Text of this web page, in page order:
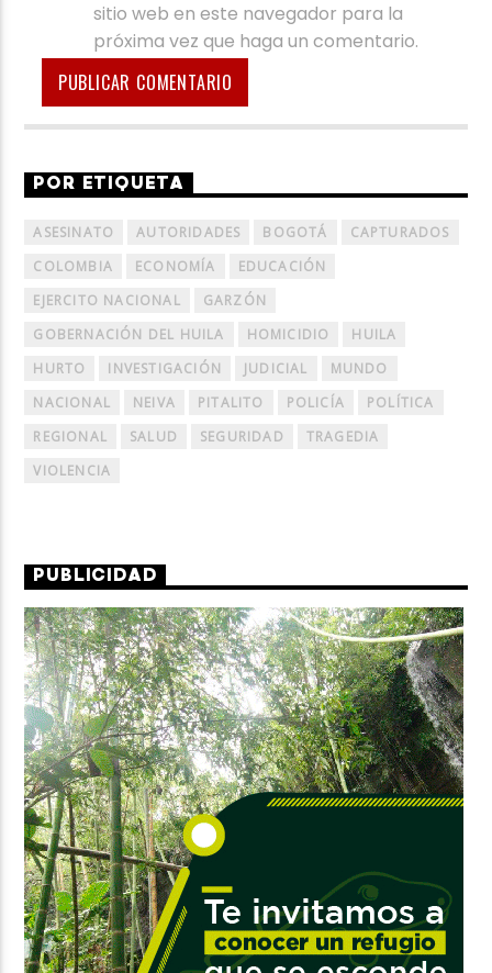
sitio web en este navegador para la
próxima vez que haga un comentario.
POR ETIQUETA
ASESINATO AUTORIDADES BOGOTÁ
CAPTURADOS
COLOMBIA
ECONOMÍA
EDUCACIÓN
EJERCITO NACIONAL
GARZÓN
GOBERNACIÓN DEL HUILA
HOMICIDIO
HUILA
HURTO
INVESTIGACIÓN JUDICIAL
MUNDO
NACIONAL
NEIVA PITALITO POLICÍA
POLÍTICA
REGIONAL
SALUD SEGURIDAD
TRAGEDIA
VIOLENCIA
PUBLICIDAD